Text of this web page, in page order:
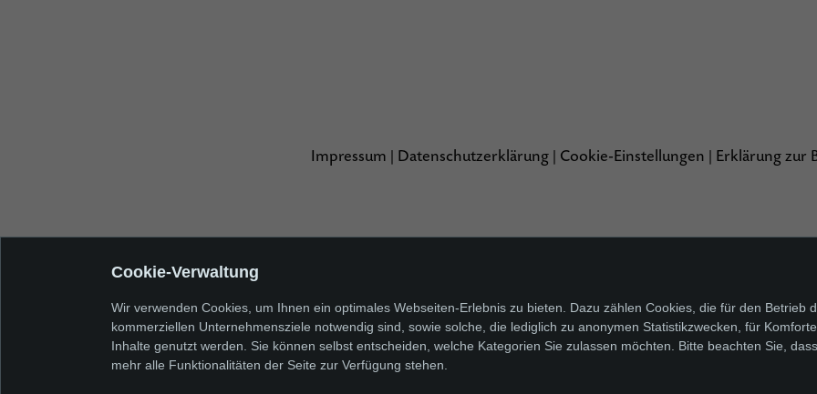
Impressum | Datenschutzerklärung | Cookie-Einstellungen | Erklärung zur
Cookie-Verwaltung
Wir verwenden Cookies, um Ihnen ein optimales Webseiten-Erlebnis zu bieten. Dazu zählen Cookies, die für den Betrieb
kommerziellen Unternehmensziele notwendig sind, sowie solche, die lediglich zu anonymen Statistikzwecken, für
Inhalte genutzt werden. Sie können selbst entscheiden, welche Kategorien Sie zulassen möchten. Bitte beachten Sie,
mehr alle Funktionalitäten der Seite zur Verfügung stehen.